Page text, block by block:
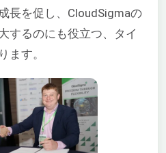
長を促し、CloudSigmaの
するのにも役立つ、タイ
ます。